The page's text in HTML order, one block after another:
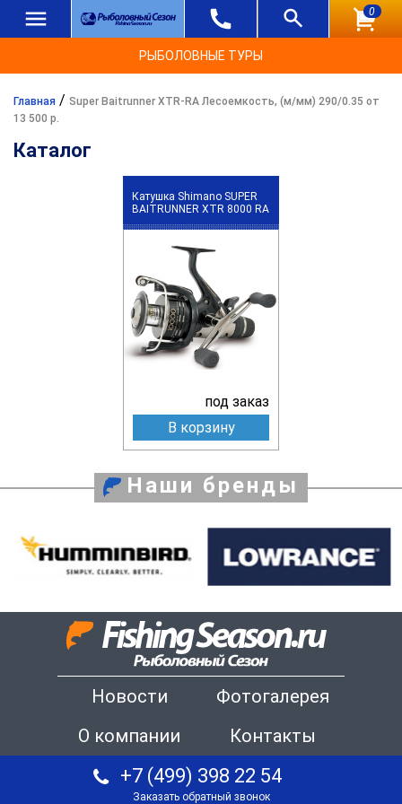
0
РЫБОЛОВНЫЕ ТУРЫ
Главная / Super Baitrunner XTR-RA Лесоемкость, (м/мм) 290/0.35 от
13 500 р.
Каталог
Катушка Shimano SUPER
BAITRUNNER XTR 8000 RA
под заказ
В корзину
Наши бренды
Новости
Фотогалерея
О компании
Контакты
+7 (499) 398 22 54
Заказать обратный звонок